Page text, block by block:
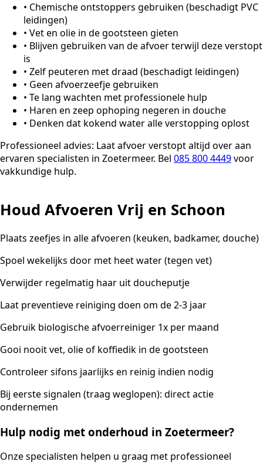
• Chemische ontstoppers gebruiken (beschadigt PVC
leidingen)
• Vet en olie in de gootsteen gieten
• Blijven gebruiken van de afvoer terwijl deze verstopt
is
• Zelf peuteren met draad (beschadigt leidingen)
• Geen afvoerzeefje gebruiken
• Te lang wachten met professionele hulp
• Haren en zeep ophoping negeren in douche
• Denken dat kokend water alle verstopping oplost
Professioneel advies: Laat afvoer verstopt altijd over aan
ervaren specialisten in Zoetermeer. Bel 085 800 4449voor
vakkundige hulp.
Houd Afvoeren Vrij en Schoon
Plaats zeefjes in alle afvoeren (keuken, badkamer, douche)
Spoel wekelijks door met heet water (tegen vet)
Verwijder regelmatig haar uit doucheputje
Laat preventieve reiniging doen om de 2-3 jaar
Gebruik biologische afvoerreiniger 1x per maand
Gooi nooit vet, olie of koffiedik in de gootsteen
Controleer sifons jaarlijks en reinig indien nodig
Bij eerste signalen (traag weglopen): direct actie
ondernemen
Hulp nodig met onderhoud in Zoetermeer?
Onze specialisten helpen u graag met professioneel